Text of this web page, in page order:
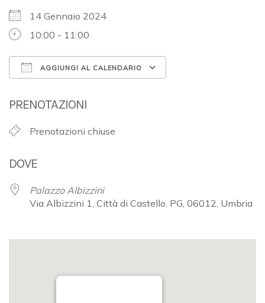
14 Gennaio 2024
10:00 - 11:00
AGGIUNGI AL CALENDARIO
PRENOTAZIONI
Prenotazioni chiuse
DOVE
Palazzo Albizzini
Via Albizzini 1, Città di Castello, PG, 06012, Umbria